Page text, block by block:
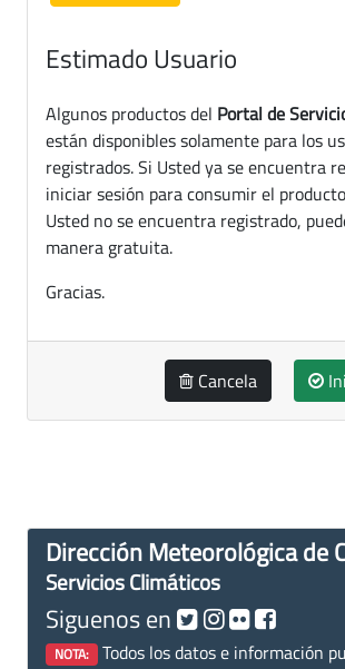
Estimado Usuario
Algunos productos del Portal de
están disponibles solamente para los
registrados. Si Usted ya se encuentra
iniciar sesión para consumir el
Usted no se encuentra registrado,
manera gratuita.
Gracias.
Cancela
Dirección Meteorológica de
Servicios Climáticos
Siguenos en
NOTA: Todos los datos e información